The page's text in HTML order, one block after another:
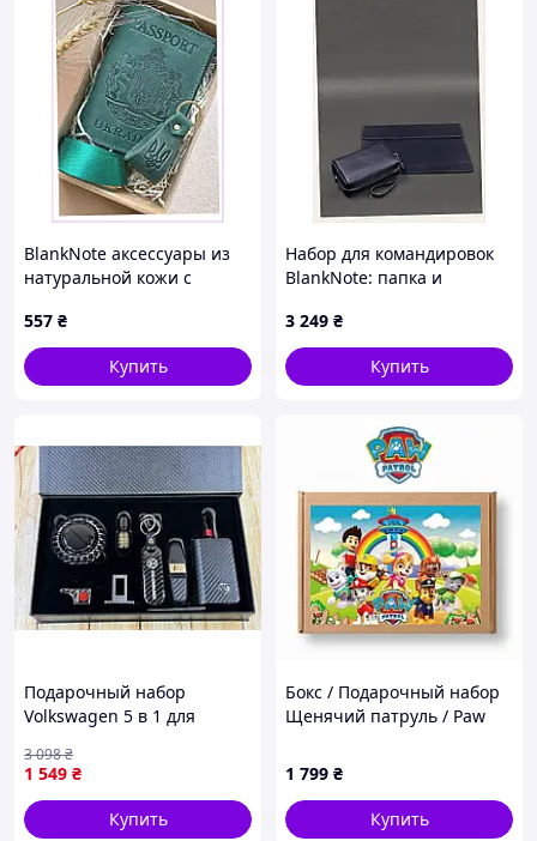
BlankNote аксессуары из
натуральной кожи с
государственного герба
8132M62E9
557 ₴
Купить
Набор для командировок
BlankNote: папка и
3 249 ₴
Купить
Подарочный набор
Volkswagen 5 в 1 для
аксессуары для
автомобиля и дома
1 549 ₴
3 098₴
Купить
Бокс / Подарочный набор
Щенячий патруль / Paw
1 799 ₴
Купить